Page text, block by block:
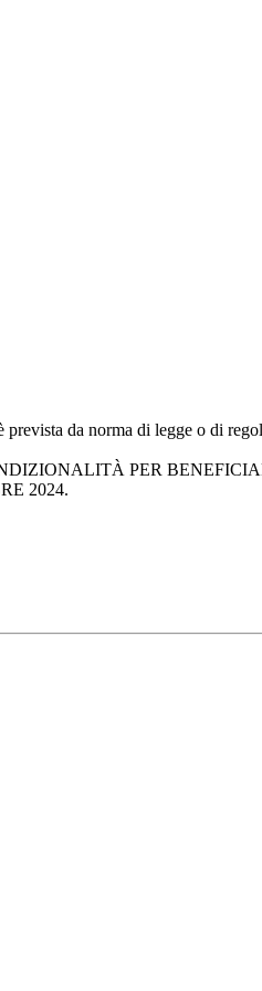
da norma di legge o di
PER
2024.